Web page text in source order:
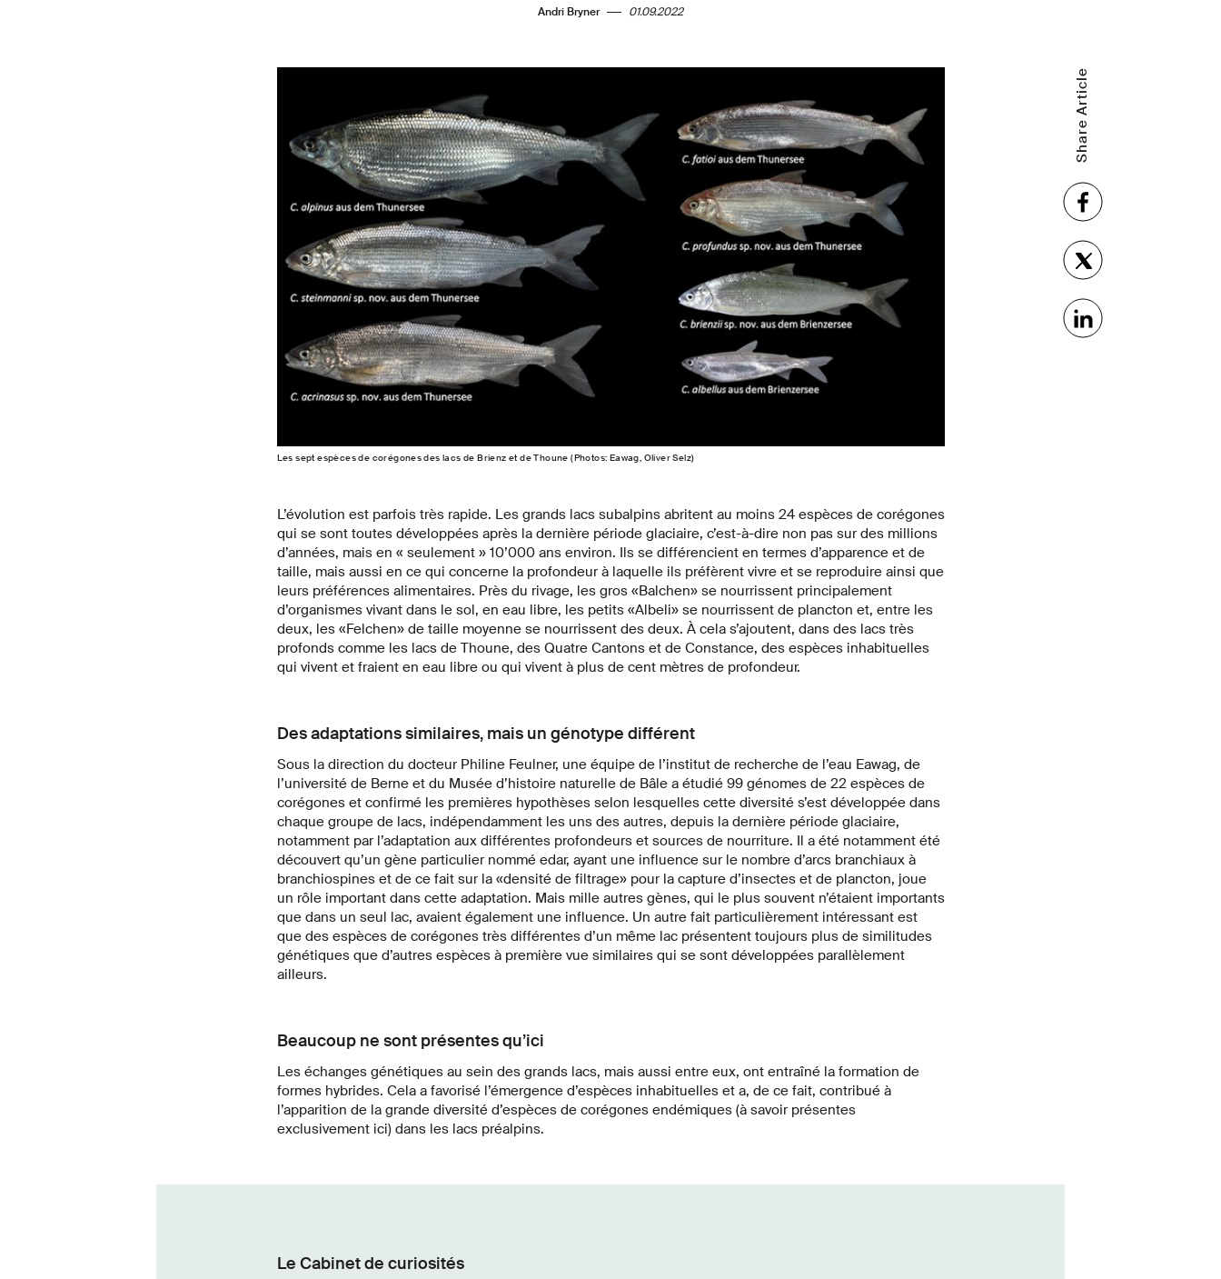
Andri Bryner 01.09.2022
Les sept espèces de corégones des lacs de Brienz et de Thoune (Photos: Eawag, Oliver Selz)
Share Article
L’évolution est parfois très rapide. Les grands lacs subalpins abritent au moins 24 espèces de corégones
qui se sont toutes développées après la dernière période glaciaire, c’est-à-dire non pas sur des millions
d’années, mais en « seulement » 10’000 ans environ. Ils se différencient en termes d’apparence et de
taille, mais aussi en ce qui concerne la profondeur à laquelle ils préfèrent vivre et se reproduire ainsi que
leurs préférences alimentaires. Près du rivage, les gros «Balchen» se nourrissent principalement
d’organismes vivant dans le sol, en eau libre, les petits «Albeli» se nourrissent de plancton et, entre les
deux, les «Felchen» de taille moyenne se nourrissent des deux. À cela s’ajoutent, dans des lacs très
profonds comme les lacs de Thoune, des Quatre Cantons et de Constance, des espèces inhabituelles
qui vivent et fraient en eau libre ou qui vivent à plus de cent mètres de profondeur.
Des adaptations similaires, mais un génotype différent
Sous la direction du docteur Philine Feulner, une équipe de l’institut de recherche de l’eau Eawag, de
l’université de Berne et du Musée d’histoire naturelle de Bâle a étudié 99 génomes de 22 espèces de
corégones et confirmé les premières hypothèses selon lesquelles cette diversité s’est développée dans
chaque groupe de lacs, indépendamment les uns des autres, depuis la dernière période glaciaire,
notamment par l’adaptation aux différentes profondeurs et sources de nourriture. Il a été notamment été
découvert qu’un gène particulier nommé edar, ayant une influence sur le nombre d’arcs branchiaux à
branchiospines et de ce fait sur la «densité de filtrage» pour la capture d’insectes et de plancton, joue
un rôle important dans cette adaptation. Mais mille autres gènes, qui le plus souvent n’étaient importants
que dans un seul lac, avaient également une influence. Un autre fait particulièrement intéressant est
que des espèces de corégones très différentes d’un même lac présentent toujours plus de similitudes
génétiques que d’autres espèces à première vue similaires qui se sont développées parallèlement
ailleurs.
Beaucoup ne sont présentes qu’ici
Les échanges génétiques au sein des grands lacs, mais aussi entre eux, ont entraîné la formation de
formes hybrides. Cela a favorisé l’émergence d’espèces inhabituelles et a, de ce fait, contribué à
l’apparition de la grande diversité d’espèces de corégones endémiques (à savoir présentes
exclusivement ici) dans les lacs préalpins.
Le Cabinet de curiosités